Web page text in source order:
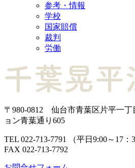
参考・情報
学校
国家賠償
裁判
労働
〒980-0812 仙台市青葉区片平一丁
ョン青葉通り605
TEL 022-713-7791 （平日9:00～17：
FAX 022-713-7792